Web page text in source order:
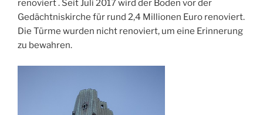
renoviert . Seit Juli 2017 wird der Boden vor der
Gedächtniskirche für rund 2,4 Millionen Euro renoviert.
Die Türme wurden nicht renoviert, um eine Erinnerung
zu bewahren.